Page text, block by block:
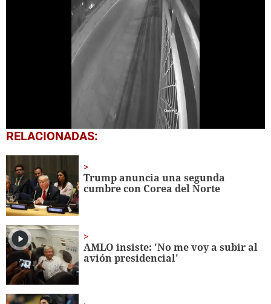
0
seconds
seconds
RELACIONADAS:
Trump anuncia una segunda
cumbre con Corea del Norte
AMLO insiste: 'No me voy a subir al
avión presidencial'